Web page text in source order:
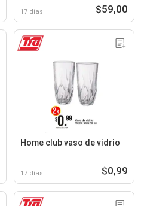
17 días $59,00
Home club vaso de vidrio
17 días $0,99